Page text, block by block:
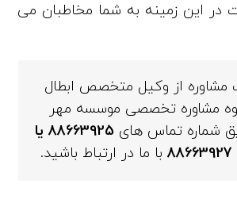
در این زمینه به شما مخاطبان می‌
از وکیل متخصص ابطال
مشاوره تخصصی موسسه مهر
شماره تماس های 88663925یا
88663927 با ما در ارتباط باشید.